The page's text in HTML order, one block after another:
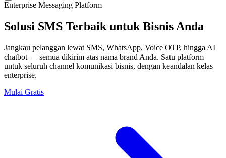
Enterprise Messaging Platform
Solusi SMS Terbaik untuk Bisnis Anda
Jangkau pelanggan lewat SMS, WhatsApp, Voice OTP, hingga AI
chatbot — semua dikirim atas nama brand Anda. Satu platform
untuk seluruh channel komunikasi bisnis, dengan keandalan kelas
enterprise.
Mulai Gratis